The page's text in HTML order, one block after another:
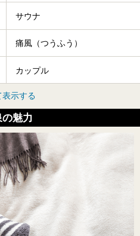
サウナ
痛風（つうふう）
カップル
表示する
魅力